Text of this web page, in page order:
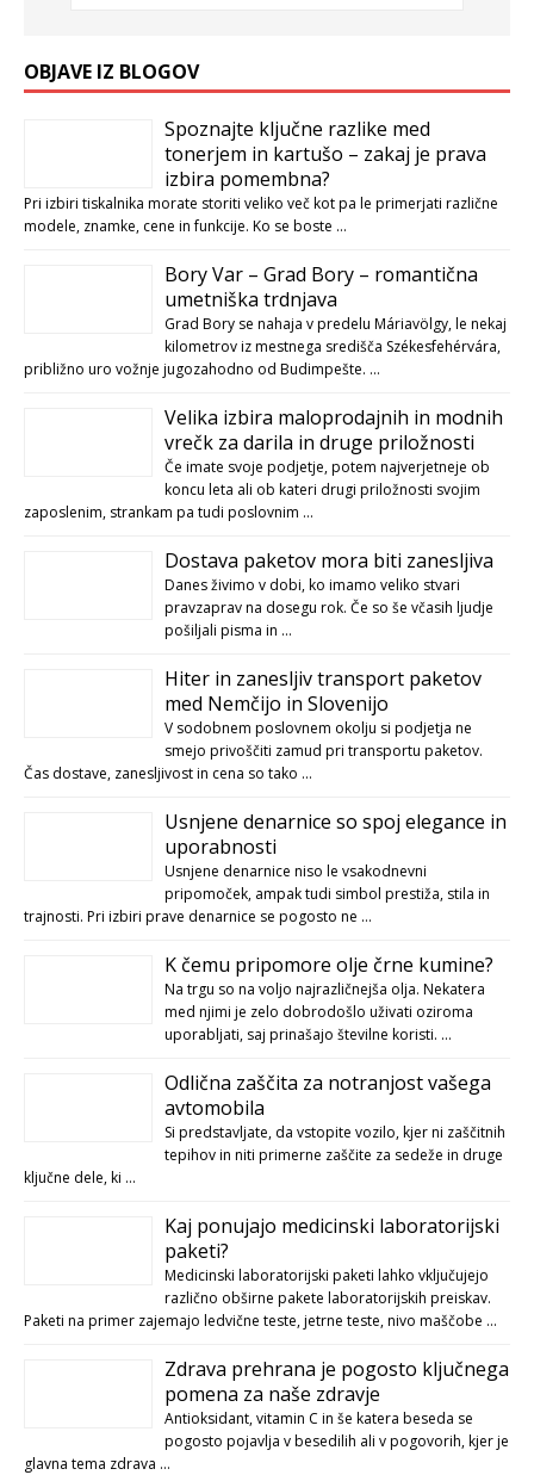
OBJAVE IZ BLOGOV
Spoznajte ključne razlike med
tonerjem in kartušo – zakaj je prava
izbira pomembna?
Pri izbiri tiskalnika morate storiti veliko več kot pa le primerjati različne
modele, znamke, cene in funkcije. Ko se boste …
Bory Var – Grad Bory – romantična
umetniška trdnjava
Grad Bory se nahaja v predelu Máriavölgy, le nekaj
kilometrov iz mestnega središča Székesfehérvára,
približno uro vožnje jugozahodno od Budimpešte. …
Velika izbira maloprodajnih in modnih
vrečk za darila in druge priložnosti
Če imate svoje podjetje, potem najverjetneje ob
koncu leta ali ob kateri drugi priložnosti svojim
zaposlenim, strankam pa tudi poslovnim …
Dostava paketov mora biti zanesljiva
Danes živimo v dobi, ko imamo veliko stvari
pravzaprav na dosegu rok. Če so še včasih ljudje
pošiljali pisma in …
Hiter in zanesljiv transport paketov
med Nemčijo in Slovenijo
V sodobnem poslovnem okolju si podjetja ne
smejo privoščiti zamud pri transportu paketov.
Čas dostave, zanesljivost in cena so tako …
Usnjene denarnice so spoj elegance in
uporabnosti
Usnjene denarnice niso le vsakodnevni
pripomoček, ampak tudi simbol prestiža, stila in
trajnosti. Pri izbiri prave denarnice se pogosto ne …
K čemu pripomore olje črne kumine?
Na trgu so na voljo najrazličnejša olja. Nekatera
med njimi je zelo dobrodošlo uživati oziroma
uporabljati, saj prinašajo številne koristi. …
Odlična zaščita za notranjost vašega
avtomobila
Si predstavljate, da vstopite vozilo, kjer ni zaščitnih
tepihov in niti primerne zaščite za sedeže in druge
ključne dele, ki …
Kaj ponujajo medicinski laboratorijski
paketi?
Medicinski laboratorijski paketi lahko vključujejo
različno obširne pakete laboratorijskih preiskav.
Paketi na primer zajemajo ledvične teste, jetrne teste, nivo maščobe …
Zdrava prehrana je pogosto ključnega
pomena za naše zdravje
Antioksidant, vitamin C in še katera beseda se
pogosto pojavlja v besedilih ali v pogovorih, kjer je
glavna tema zdrava …